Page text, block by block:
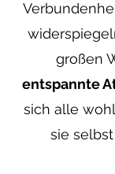
großen
entspannte
sich alle
sie